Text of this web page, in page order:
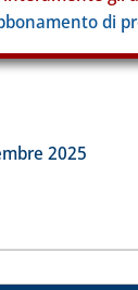
di
2025